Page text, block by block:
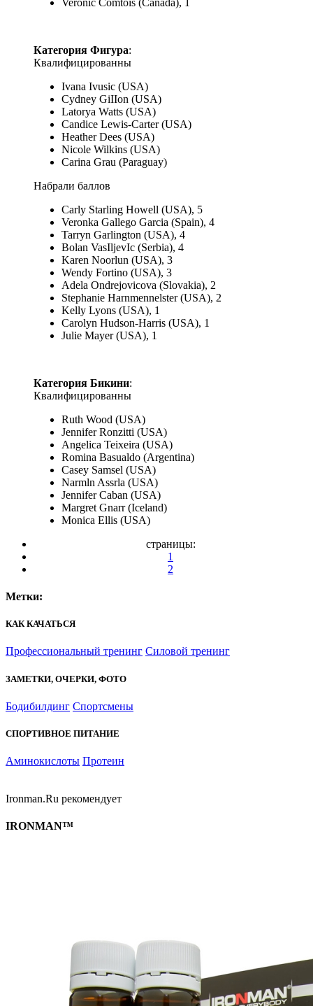
Категория Фигура:
Квалифицированны
Ivana Ivusic (USA)
Cydney GiIIon (USA)
Latorya Watts (USA)
Candice Lewis-Carter (USA)
Heather Dees (USA)
Nicole Wilkins (USA)
Carina Grau (Paraguay)
Набрали баллов
Carly Starling Howell (USA), 5
Veronka Gallego Garcia (Spain), 4
Tarryn Garlington (USA), 4
Bolan VasIljevIc (Serbia), 4
Karen Noorlun (USA), 3
Wendy Fortino (USA), 3
Adela Ondrejovicova (Slovakia), 2
Stephanie Harnmennelster (USA), 2
Kelly Lyons (USA), 1
Carolyn Hudson-Harris (USA), 1
Julie Mayer (USA), 1
Категория Бикини:
Квалифицированны
Ruth Wood (USA)
Jennifer Ronzitti (USA)
Angelica Teixeira (USA)
Romina Basualdo (Argentina)
Casey Samsel (USA)
Narmln Assrla (USA)
Jennifer Caban (USA)
Margret Gnarr (Iceland)
Monica Ellis (USA)
страницы:
1
2
Метки:
КАК КАЧАТЬСЯ
Профессиональный тренинг Силовой тренинг
ЗАМЕТКИ, ОЧЕРКИ, ФОТО
Бодибилдинг Спортсмены
СПОРТИВНОЕ ПИТАНИЕ
Аминокислоты Протеин
Ironman.Ru рекомендует
IRONMAN™